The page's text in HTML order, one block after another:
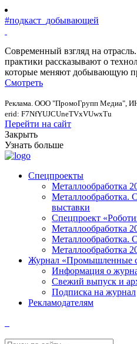
#подкаст_добывающей
Современный взгляд на
практики рассказывают о
которые меняют добывающую
Смотреть
Реклама. ООО "ПромоГрупп Медиа",
erid: F7NfYUJCUneTVxVUwxTu
Перейти на сайт
Закрыть
Узнать больше
Спецпроекты
Металлообработка
Металлообработка.
выставки
Спецпроект
Металлообработка
Металлообработка.
Металлообработка
Журнал «Промышленные
Информация о
Свежий выпуск и
Подписка на журнал
Рекламодателям